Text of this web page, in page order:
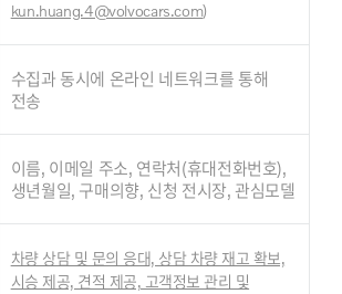
kun.huang.4@volvocars.com)
수집과 동시에 온라인 네트워크를 통해
전송
이름, 이메일 주소, 연락처(휴대전화번호),
생년월일, 구매의향, 신청 전시장, 관심모델
차량 상담 및 문의 응대, 상담 차량 재고 확보,
시승 제공, 견적 제공, 고객정보 관리 및